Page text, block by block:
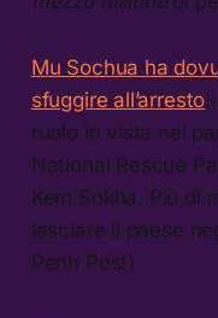
Mu Sochua ha
sfuggire all’arresto.
ruolo in vista nel
National Rescue
Kem Sokha. Più di
lasciare il paese
Penh Post)